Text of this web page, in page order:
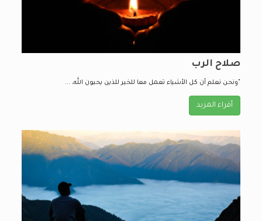
صلاح الرب
"ونحن نعلم أن كل الأشياء تعمل معا للخير للذين يحبون الله، ...
أقراء المزيد